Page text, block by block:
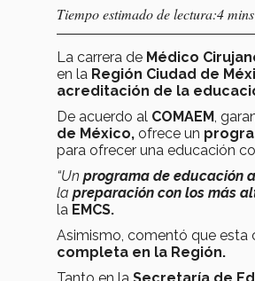
Tiempo estimado de lectura:4 mins
La carrera de Médico
en la Región Ciudad de
acreditación de la
De acuerdo al COMAEM ,
de México, ofrece un
para ofrecer una educación
“Un programa de educación
la preparación con los más
la EMCS.
Asimismo, comentó que esta
completa en la Región.
Tanto en la Secretaría de